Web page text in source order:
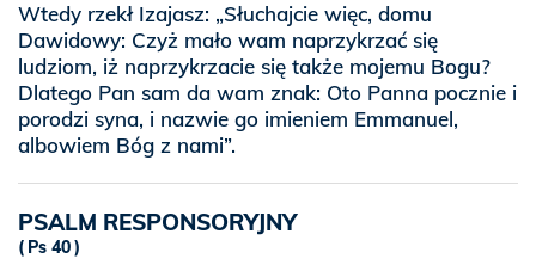
Wtedy rzekł Izajasz: „Słuchajcie więc, domu
Dawidowy: Czyż mało wam naprzykrzać się
ludziom, iż naprzykrzacie się także mojemu Bogu?
Dlatego Pan sam da wam znak: Oto Panna pocznie i
porodzi syna, i nazwie go imieniem Emmanuel,
albowiem Bóg z nami”.
PSALM RESPONSORYJNY
Ps 40